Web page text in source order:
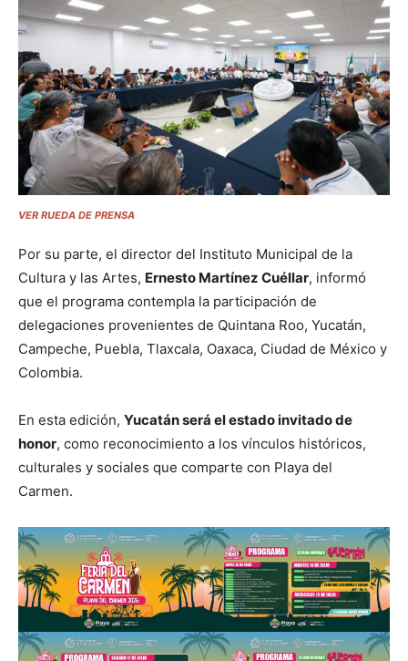
VER RUEDA DE PRENSA
Por su parte, el director del Instituto Municipal de la
Cultura y las Artes, Ernesto Martínez Cuéllar, informó
que el programa contempla la participación de
delegaciones provenientes de Quintana Roo, Yucatán,
Campeche, Puebla, Tlaxcala, Oaxaca, Ciudad de México y
Colombia.
En esta edición, Yucatán será el estado invitado de
honor, como reconocimiento a los vínculos históricos,
culturales y sociales que comparte con Playa del
Carmen.